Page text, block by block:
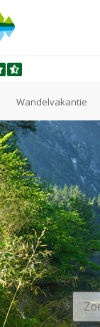
Wandelvakantie